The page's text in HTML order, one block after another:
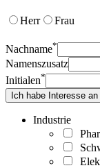
Herr Frau
Nachname*
Namenszusatz
Initialen*
Ich habe Interesse an
Industrie